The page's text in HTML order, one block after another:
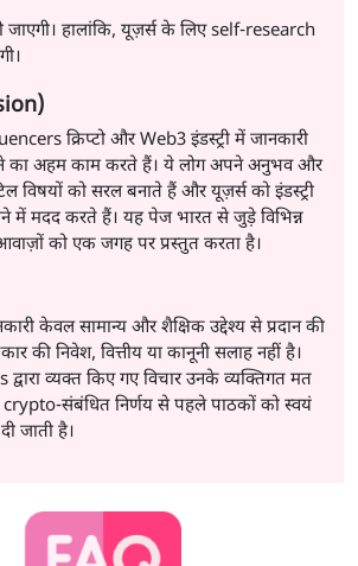
जाएगी। हालांकि, यूज़र्स के लिए self-research
क्रिप्टो और Web3 इंडस्ट्री में जानकारी
का अहम काम करते हैं। ये लोग अपने अनुभव और
विषयों को सरल बनाते हैं और यूज़र्स को इंडस्ट्री
में मदद करते हैं। यह पेज भारत से जुड़े विभिन्न
को एक जगह पर प्रस्तुत करता है।
केवल सामान्य और शैक्षिक उद्देश्य से प्रदान की
की निवेश, वित्तीय या कानूनी सलाह नहीं है।
व्यक्त किए गए विचार उनके व्यक्तिगत मत
संबंधित निर्णय से पहले पाठकों को स्वयं
जाती है।